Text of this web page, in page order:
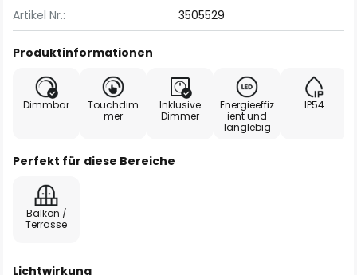
Artikel Nr.: 3505529
Produktinformationen
Dimmbar
Touchdim
mer
Inklusive
Dimmer
Energieeffiz
ient und
langlebig
IP54
Perfekt für diese Bereiche
Balkon /
Terrasse
Lichtwirkung